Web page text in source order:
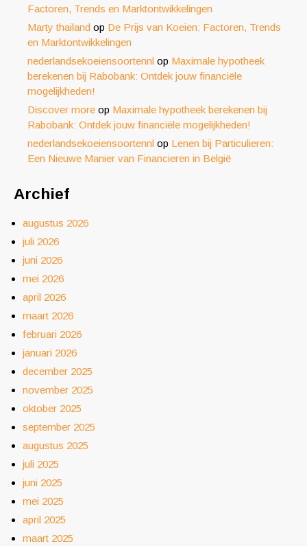
Factoren, Trends en Marktontwikkelingen
Marty thailand op De Prijs van Koeien: Factoren, Trends
en Marktontwikkelingen
nederlandsekoeiensoortennl op Maximale hypotheek
berekenen bij Rabobank: Ontdek jouw financiële
mogelijkheden!
Discover more op Maximale hypotheek berekenen bij
Rabobank: Ontdek jouw financiële mogelijkheden!
nederlandsekoeiensoortennl op Lenen bij Particulieren:
Een Nieuwe Manier van Financieren in België
Archief
augustus 2026
juli 2026
juni 2026
mei 2026
april 2026
maart 2026
februari 2026
januari 2026
december 2025
november 2025
oktober 2025
september 2025
augustus 2025
juli 2025
juni 2025
mei 2025
april 2025
maart 2025